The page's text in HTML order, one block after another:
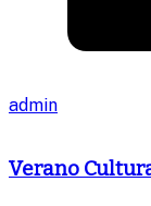
admin
Verano